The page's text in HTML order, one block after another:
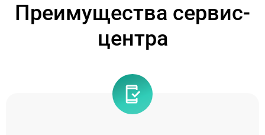
Преимущества сервис-
центра